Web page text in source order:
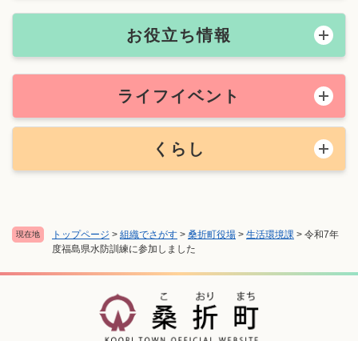
現在地 トップページ > 組織でさがす > 桑折町役場 > 生活環境課 > 令和7年
度福島県水防訓練に参加しました
お役立ち情報
ライフイベント
くらし